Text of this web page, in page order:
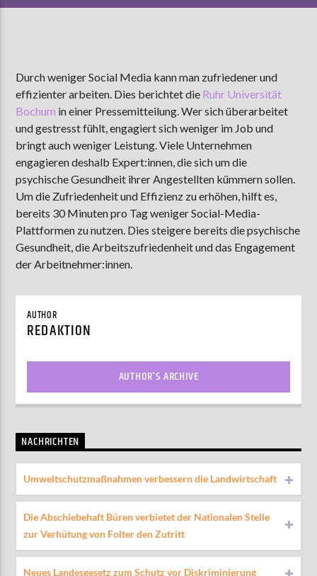
METRONOMY X PAN AMSTERDAM
AKTUELLE SENDUNG
MOEBIUS
12:00 24:00
ZU HÖREN IN Münster 90,9 MHz Steinfurt103,9 MHz
Durch weniger Social Media kann man zufriedener und
effizienter arbeiten. Dies berichtet die Ruhr Universität
Bochum in einer Pressemitteilung. Wer sich überarbeitet
und gestresst fühlt, engagiert sich weniger im Job und
bringt auch weniger Leistung. Viele Unternehmen
engagieren deshalb Expert:innen, die sich um die
psychische Gesundheit ihrer Angestellten kümmern sollen.
Um die Zufriedenheit und Effizienz zu erhöhen, hilft es,
bereits 30 Minuten pro Tag weniger Social-Media-
Plattformen zu nutzen. Dies steigere bereits die psychische
Gesundheit, die Arbeitszufriedenheit und das Engagement
der Arbeitnehmer:innen.
AUTHOR
REDAKTION
AUTHOR'S ARCHIVE
NACHRICHTEN
Umweltschutzmaßnahmen verbessern die Landwirtschaft
Die Abschiebehaft Büren verbietet der Nationalen Stelle
zur Verhütung von Folter den Zutritt
Neues Landesgesetz zum Schutz vor Diskriminierung